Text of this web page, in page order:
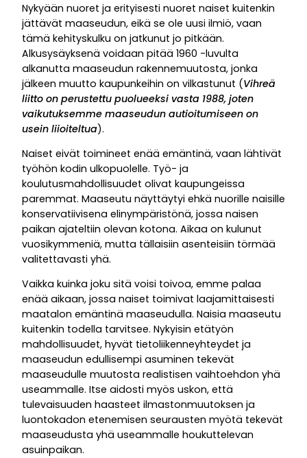
Nykyään nuoret ja erityisesti nuoret naiset kuitenkin
jättävät maaseudun, eikä se ole uusi ilmiö, vaan
tämä kehityskulku on jatkunut jo pitkään.
Alkusysäyksenä voidaan pitää 1960 -luvulta
alkanutta maaseudun rakennemuutosta, jonka
jälkeen muutto kaupunkeihin on vilkastunut (Vihreä
liitto on perustettu puolueeksi vasta 1988, joten
vaikutuksemme maaseudun autioitumiseen on
usein liioiteltua).
Naiset eivät toimineet enää emäntinä, vaan lähtivät
työhön kodin ulkopuolelle. Työ- ja
koulutusmahdollisuudet olivat kaupungeissa
paremmat. Maaseutu näyttäytyi ehkä nuorille naisille
konservatiivisena elinympäristönä, jossa naisen
paikan ajateltiin olevan kotona. Aikaa on kulunut
vuosikymmeniä, mutta tällaisiin asenteisiin törmää
valitettavasti yhä.
Vaikka kuinka joku sitä voisi toivoa, emme palaa
enää aikaan, jossa naiset toimivat laajamittaisesti
maatalon emäntinä maaseudulla. Naisia maaseutu
kuitenkin todella tarvitsee. Nykyisin etätyön
mahdollisuudet, hyvät tietoliikenneyhteydet ja
maaseudun edullisempi asuminen tekevät
maaseudulle muutosta realistisen vaihtoehdon yhä
useammalle. Itse aidosti myös uskon, että
tulevaisuuden haasteet ilmastonmuutoksen ja
luontokadon etenemisen seurausten myötä tekevät
maaseudusta yhä useammalle houkuttelevan
asuinpaikan.